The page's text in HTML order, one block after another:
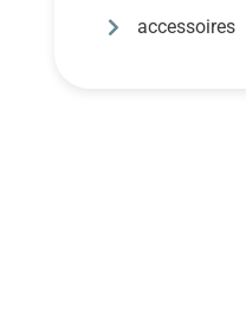
accessoires